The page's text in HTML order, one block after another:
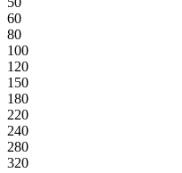
60
80
100
120
150
180
220
240
280
320